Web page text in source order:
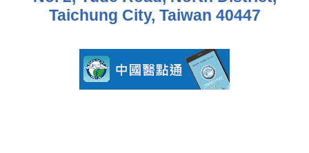
Taichung City, Taiwan 40447